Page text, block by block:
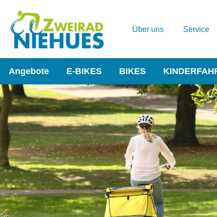
Über uns Service
Angebote E-BIKES BIKES